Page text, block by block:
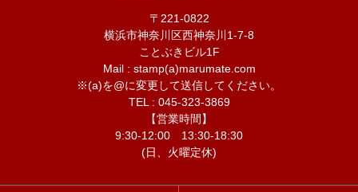
〒221-0822
横浜市神奈川区西神奈川1-7-8
ことぶきビル1F
Mail : stamp(a)marumate.com
※(a)を@に変更して送信してください。
TEL : 045-323-3869
【営業時間】
9:30-12:00 13:30-18:30
(日、火曜定休)